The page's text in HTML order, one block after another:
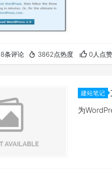
8条评论 3862点热度 0人点赞
建站笔记
为